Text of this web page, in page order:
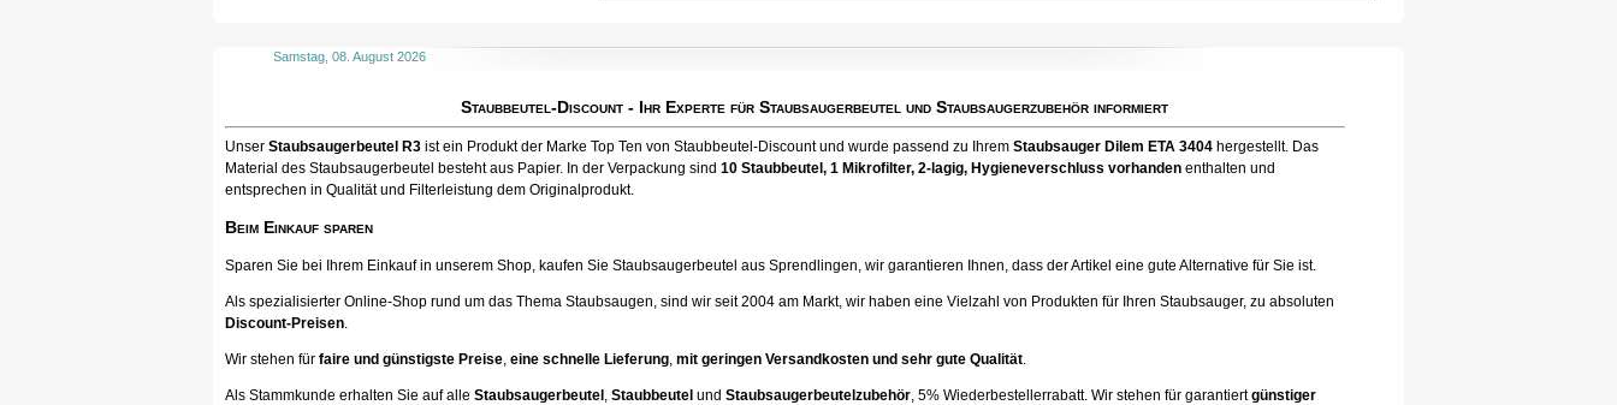
Samstag, 08. August 2026
Staubbeutel-Discount - Ihr Experte für Staubsaugerbeutel und Staubsaugerzubehör informiert
Unser Staubsaugerbeutel R3 ist ein Produkt der Marke Top Ten von Staubbeutel-Discount und wurde passend zu Ihrem Staubsauger Dilem ETA 3404 hergestellt. Das
Material des Staubsaugerbeutel besteht aus Papier. In der Verpackung sind 10 Staubbeutel, 1 Mikrofilter, 2-lagig, Hygieneverschluss vorhanden enthalten und
entsprechen in Qualität und Filterleistung dem Originalprodukt.
Beim Einkauf sparen
Sparen Sie bei Ihrem Einkauf in unserem Shop, kaufen Sie Staubsaugerbeutel aus Sprendlingen, wir garantieren Ihnen, dass der Artikel eine gute Alternative für Sie ist.
Als spezialisierter Online-Shop rund um das Thema Staubsaugen, sind wir seit 2004 am Markt, wir haben eine Vielzahl von Produkten für Ihren Staubsauger, zu absoluten
Discount-Preisen.
Wir stehen für faire und günstigste Preise, eine schnelle Lieferung, mit geringen Versandkosten und sehr gute Qualität.
Als Stammkunde erhalten Sie auf alle Staubsaugerbeutel, Staubbeutel und Staubsaugerbeutelzubehör, 5% Wiederbestellerrabatt. Wir stehen für garantiertgünstiger